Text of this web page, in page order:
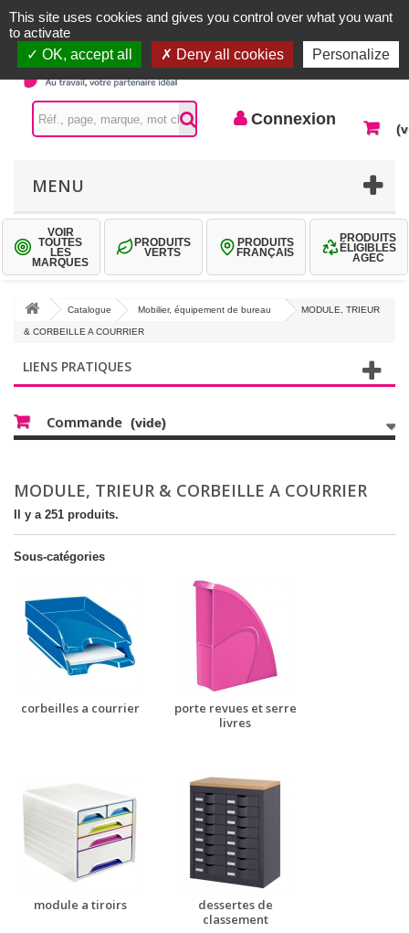
Contactez-nous
Connexion
MENU
VOIR
TOUTES
LES
MARQUES
PRODUITS
VERTS
PRODUITS
FRANÇAIS
PRODUITS
ÉLIGIBLES
AGEC
Catalogue Mobilier, équipement de bureau MODULE, TRIEUR
& CORBEILLE A COURRIER
LIENS PRATIQUES
Commande (vide)
MODULE, TRIEUR & CORBEILLE A COURRIER
Il y a 251 produits.
Sous-catégories
corbeilles a courrier
porte revues et serre
livres
module a tiroirs
dessertes de
classement
This site uses cookies and gives you control over what you want
to activate
OK, accept all
Deny all cookies Personalize